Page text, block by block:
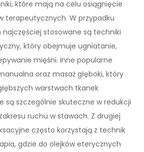
które mają na celu osiągnięcie
terapeutycznych. W przypadku
stosowane są techniki
który obejmuje ugniatanie,
mięśni. Inne popularne
oraz masaż głęboki, który
warstwach tkanek
są szczególnie skuteczne w redukcji
ruchu w stawach. Z drugiej
często korzystają z technik
gdzie do olejków eterycznych